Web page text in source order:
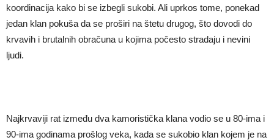
koordinacija kako bi se izbegli sukobi. Ali uprkos tome, ponekad
jedan klan pokuša da se proširi na štetu drugog, što dovodi do
krvavih i brutalnih obračuna u kojima počesto stradaju i nevini
ljudi.
Najkrvaviji rat između dva kamoristička klana vodio se u 80-ima i
90-ima godinama prošlog veka, kada se sukobio klan kojem je na